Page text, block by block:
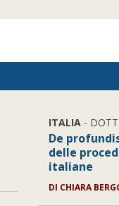
ITALIA -
De
delle
italiane
DI CHIARA